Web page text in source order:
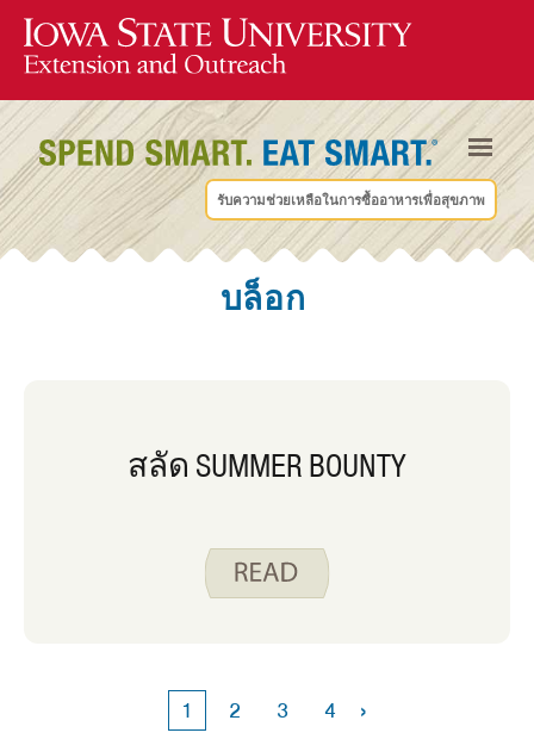
รับความช่วยเหลือในการซื้ออาหารเพื่อสุขภาพ
บล็อก
สลัด SUMMER BOUNTY
1 2 3 4 ›